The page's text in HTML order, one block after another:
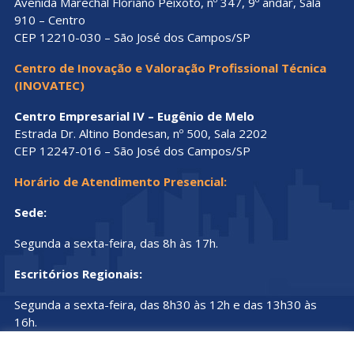
910 – Centro
CEP 12210-030 – São José dos Campos/SP
Centro de Inovação e Valoração Profissional Técnica
(INOVATEC)
Centro Empresarial IV – Eugênio de Melo
Estrada Dr. Altino Bondesan, nº 500, Sala 2202
CEP 12247-016 – São José dos Campos/SP
Horário de Atendimento Presencial:
Sede:
Segunda a sexta-feira, das 8h às 17h.
Escritórios Regionais:
Segunda a sexta-feira, das 8h30 às 12h e das 13h30 às
16h.